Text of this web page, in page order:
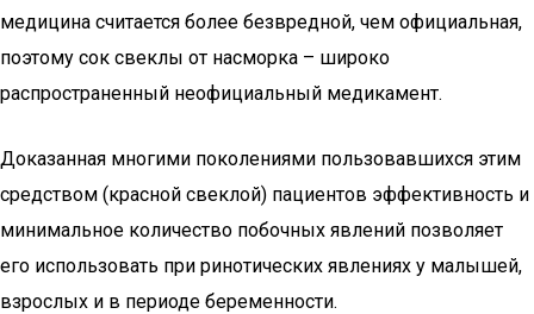
медицина считается более безвредной, чем официальная,
поэтому сок свеклы от насморка – широко
распространенный неофициальный медикамент.
Доказанная многими поколениями пользовавшихся этим
средством (красной свеклой) пациентов эффективность и
минимальное количество побочных явлений позволяет
его использовать при ринотических явлениях у малышей,
взрослых и в периоде беременности.